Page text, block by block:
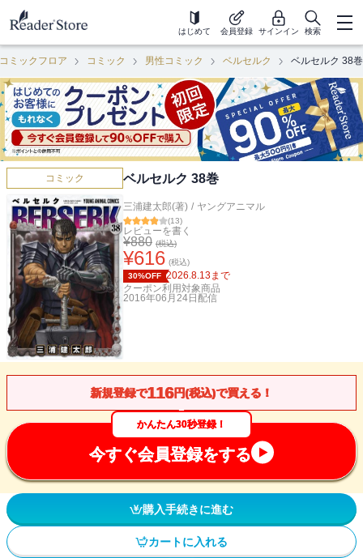
はじめて 会員登録 サインイン 検索
コミックフロア コミック 男性コミック ベルセルク ベルセルク 38巻
コミック ベルセルク 38巻
三浦建太郎(著) / ヤングアニマル
(13)
レビューを書く
¥880 (税込)
¥616 (税込)
30%OFF 2026.8.13まで
クーポン利用対象商品
2016年06月24日 配信
新規登録で116円(税込)で買える！
かんたん30秒登録！
今すぐ会員登録をする
購入手続きに進む
カートに入れる